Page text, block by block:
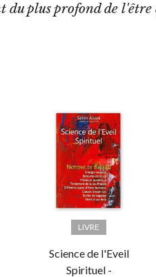
plus profond de l'être
LIVRE
Science de l'Eveil
Spirituel -